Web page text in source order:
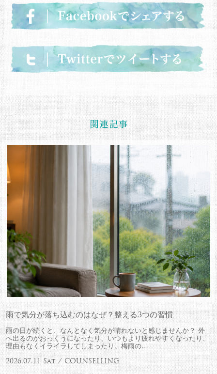
雨で気分が落ち込むのはなぜ？整える3つの習慣
雨の日が続くと、なんとなく気分が晴れないと感じませんか？ 外
へ出るのがおっくうになったり、いつもより疲れやすくなったり、
理由もなくイライラしてしまったり。梅雨の…
2026.07.11 Sat / COUNSELLING